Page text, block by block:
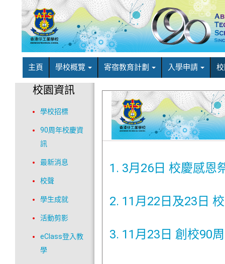
主頁 學校概覽 寄宿教育計劃 入學申請
1. 3月26日 校慶感恩
2. 11月22日及23日
3. 11月23日 創校90
校園資訊
學校招標
90周年校慶資
訊
最新消息
校聲
學生成就
活動剪影
eClass登入教
學